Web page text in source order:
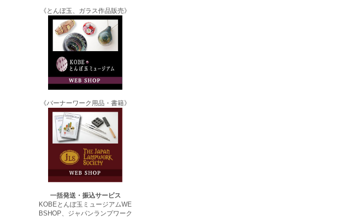
《とんぼ玉、ガラス作品販売》
《バーナーワーク用品・書籍》
一括発送・振込サービス
KOBEとんぼ玉ミュージアムWE
BSHOP、ジャパンランプワーク